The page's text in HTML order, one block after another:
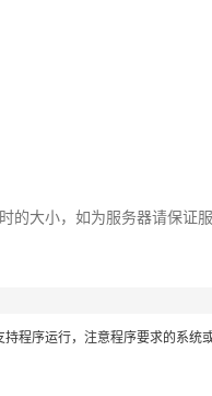
的大小，如为服务器请保证
程序运行，注意程序要求的系统